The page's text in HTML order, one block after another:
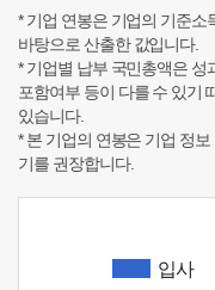
* 기업 연봉은 기업의 기준
바탕으로 산출한 값입니다.
* 기업별 납부 국민총액은 성
포함여부 등이 다를 수 있기
있습니다.
* 본 기업의 연봉은 기업 정
기를 권장합니다.
입사